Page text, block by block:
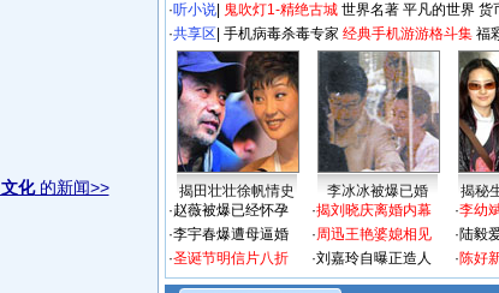
化的新闻>>
·听小说 鬼吹灯1-精绝古城 世界名著 平凡的世界 货
·共享区 手机病毒杀毒专家 经典手机游游格斗集 福
揭田壮壮徐帆情史 李冰冰被爆已婚
揭秘
·赵薇被爆已经怀孕
·李宇春爆遭母逼婚
·圣诞节明信片八折
·揭刘晓庆离婚内幕
·周迅王艳婆媳相见
·刘嘉玲自曝正造人
·李幼
·陆毅
·陈好